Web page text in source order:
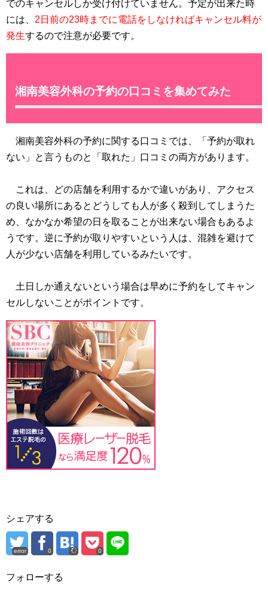
でのキャンセルしか受け付けていません。予定が出来た時
には、 2日前の23時までに電話をしなければキャンセル料が
発生するので注意が必要です。
湘南美容外科の予約の口コミを集めてみた
湘南美容外科の予約に関する口コミでは、「予約が取れ
ない」と言うものと「取れた」口コミの両方があります。
これは、どの店舗を利用するかで違いがあり、アクセス
の良い場所にあるとどうしても人が多く殺到してしまうた
め、なかなか希望の日を取ることが出来ない場合もあるよ
うです。逆に予約が取りやすいという人は、混雑を避けて
人が少ない店舗を利用しているみたいです。
土日しか通えないという場合は早めに予約をしてキャン
セルしないことがポイントです。
シェアする
error 0 0
フォローする